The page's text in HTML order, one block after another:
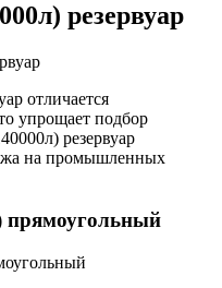
резервуар
отличается
упрощает подбор
резервуар
на промышленных
прямоугольный